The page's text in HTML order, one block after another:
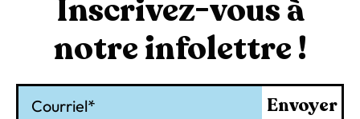
Inscrivez-vous à
notre infolettre !
Envoyer